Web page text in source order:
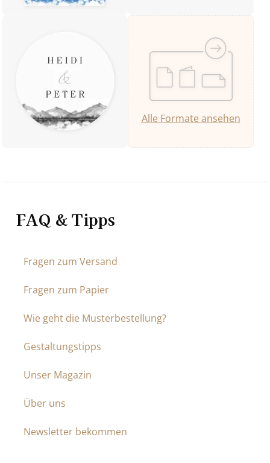
Alle Formate ansehen
FAQ & Tipps
Fragen zum Versand
Fragen zum Papier
Wie geht die Musterbestellung?
Gestaltungstipps
Unser Magazin
Über uns
Newsletter bekommen